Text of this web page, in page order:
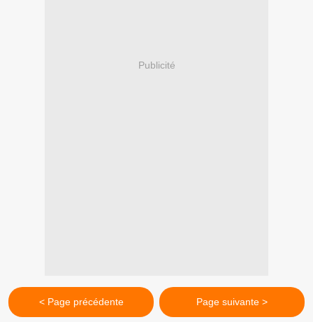
Publicité
< Page précédente Page suivante >